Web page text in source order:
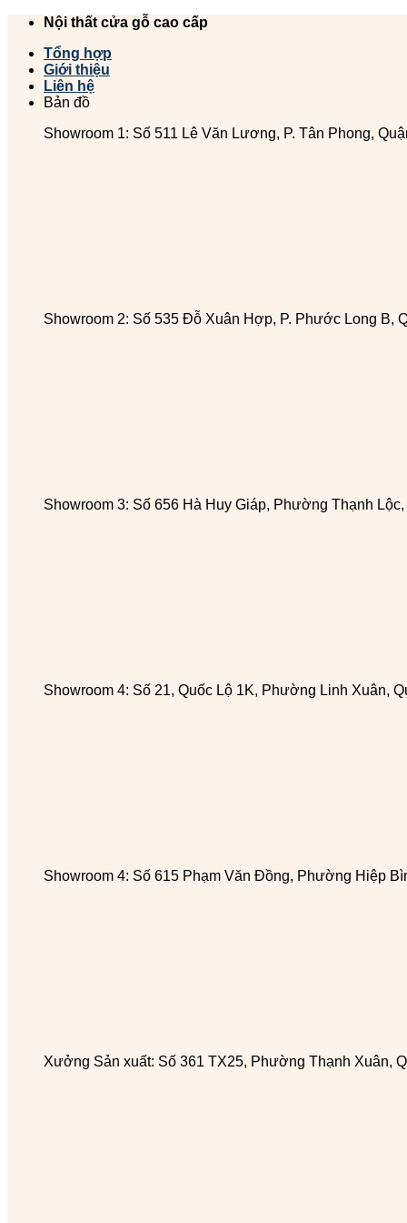
Chuyển
dung
Nội thất cửa gỗ cao cấp
Tổng hợp
Giới thiệu
Liên hệ
Bản đồ
Showroom 1: Số 511 Lê Văn Lương, P. Tân Phong,
Showroom 2: Số 535 Đỗ Xuân Hợp, P. Phước Long B,
Showroom 3: Số 656 Hà Huy Giáp, Phường Thạnh Lộc,
Showroom 4: Số 21, Quốc Lộ 1K, Phường Linh Xuân,
Showroom 4: Số 615 Phạm Văn Đồng, Phường Hiệp
Xưởng Sản xuất: Số 361 TX25, Phường Thạnh Xuân,